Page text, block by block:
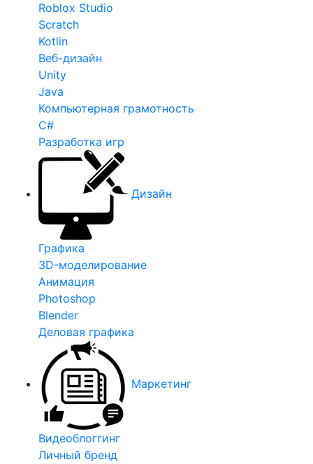
Roblox Studio
Scratch
Kotlin
Веб-дизайн
Unity
Java
Компьютерная грамотность
C#
Разработка игр
Дизайн
Графика
3D-моделирование
Анимация
Photoshop
Blender
Деловая графика
Маркетинг
Видеоблоггинг
Личный бренд